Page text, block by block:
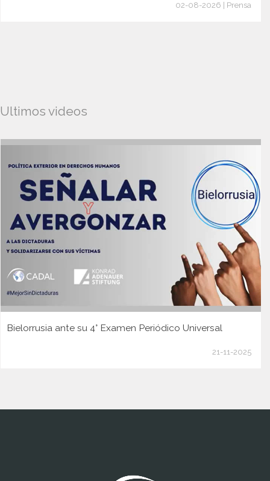
02-08-2026 | Prensa
Ultimos videos
Bielorrusia ante su 4° Examen Periódico Universal
21-11-2025